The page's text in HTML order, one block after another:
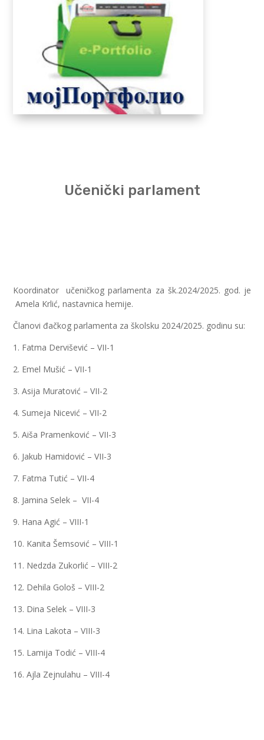
Učenički parlament
Koordinator učeničkog parlamenta za šk.2024/2025. god. je
Amela Krlić, nastavnica hemije.
Članovi đačkog parlamenta za školsku 2024/2025. godinu su:
1. Fatma Dervišević – VII-1
2. Emel Mušić – VII-1
3. Asija Muratović – VII-2
4. Sumeja Nicević – VII-2
5. Aiša Pramenković – VII-3
6. Jakub Hamidović – VII-3
7. Fatma Tutić – VII-4
8. Jamina Selek – VII-4
9. Hana Agić – VIII-1
10. Kanita Šemsović – VIII-1
11. Nedzda Zukorlić – VIII-2
12. Dehila Gološ – VIII-2
13. Dina Selek – VIII-3
14. Lina Lakota – VIII-3
15. Lamija Todić – VIII-4
16. Ajla Zejnulahu – VIII-4